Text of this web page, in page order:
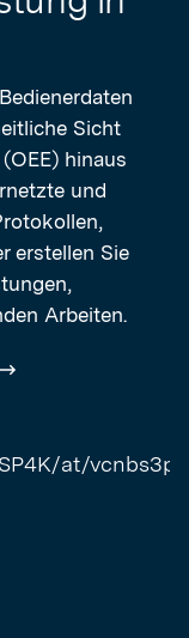
Sicht
hinaus
und
erstellen Sie
Arbeiten.